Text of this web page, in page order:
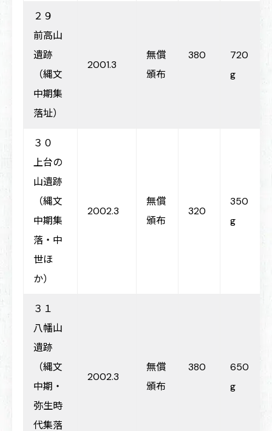
２９
前高山
遺跡
（縄文
中期集
落址）
2001.3
無償
頒布
380
720
g
３０
上台の
山遺跡
（縄文
中期集
落・中
世ほ
か）
2002.3
無償
頒布
320
350
g
３１
八幡山
遺跡
（縄文
中期・
弥生時
代集落
2002.3
無償
頒布
380
650
g